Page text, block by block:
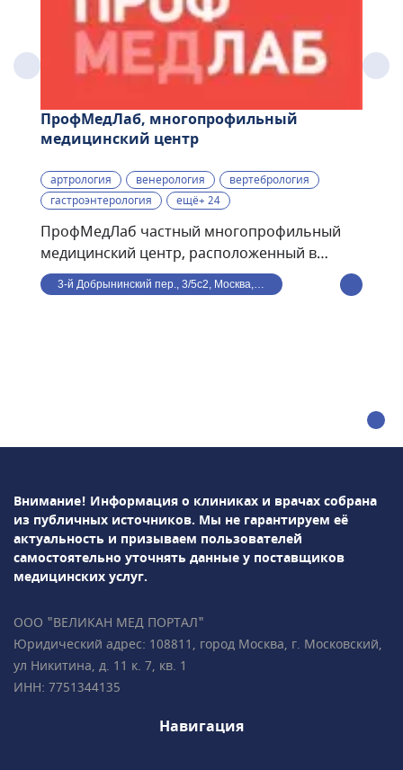
ПрофМедЛаб, многопрофильный
медицинский центр
артрология венерология
вертебрология
гастроэнтерология
ещё+ 24
ПрофМедЛаб частный многопрофильный
медицинский центр, расположенный в
центре Москвы, в 8 минутах ходьбы от ст. м.
Улица 1905 года. В клинике ведут прием по
эндокринология и др. Среди используемых в
лабораторная диагностика и т.д.В
ПрофМедЛаб можно пройти профосмотр и
оформить медицинскую книжку.
3-й Добрынинский пер., 3/5с2, Москва, Россия
Внимание! Информация о клиниках и врачах собрана
из публичных источников. Мы не гарантируем её
актуальность и призываем пользователей
самостоятельно уточнять данные у поставщиков
медицинских услуг.
ООО "ВЕЛИКАН МЕД ПОРТАЛ"
Юридический адрес: 108811, город Москва, г. Московский,
ул Никитина, д. 11 к. 7, кв. 1
ИНН: 7751344135
Навигация